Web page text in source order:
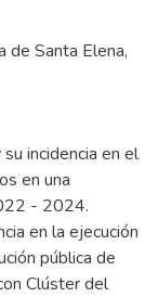
de Santa Elena,
incidencia en el
en una
- 2024.
en la ejecución
pública de
Clúster del